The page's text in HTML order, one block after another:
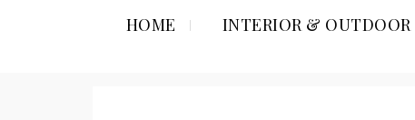
HOME INTERIOR & OUTDOOR